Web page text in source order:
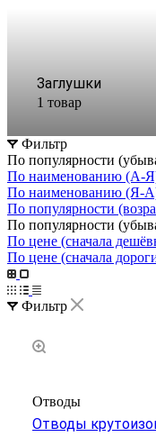
Заглушки
1 товар
Фильтр
По популярности
По наименованию (А-
По наименованию (Я-
По популярности
По популярности
По цене (сначала
По цене (сначала
Фильтр
Отводы
Отводы